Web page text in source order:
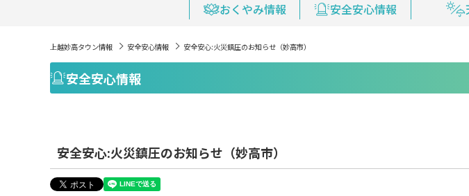
ニュース
イベント
おくやみ情報
安全安心情報
ライブ配信
見逃
上越妙高タウン情報 安全安心情報 安全安心:火災鎮圧のお知らせ（妙高市）
安全安心情報
安全安心:火災鎮圧のお知らせ（妙高市）